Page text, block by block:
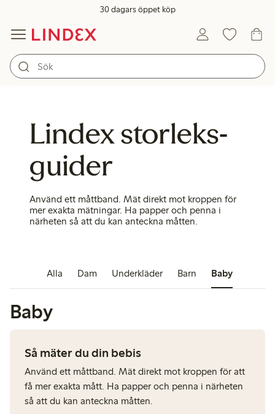
30 dagars öppet köp
Lindex storleks­
guider
Använd ett måttband. Mät direkt mot kroppen för
mer exakta mätningar. Ha papper och penna i
närheten så att du kan anteckna måtten.
Alla Dam Underkläder Barn Baby
Baby
Så mäter du din bebis
Använd ett måttband. Mät direkt mot kroppen för att
få mer exakta mått. Ha papper och penna i närheten
så att du kan anteckna måtten.